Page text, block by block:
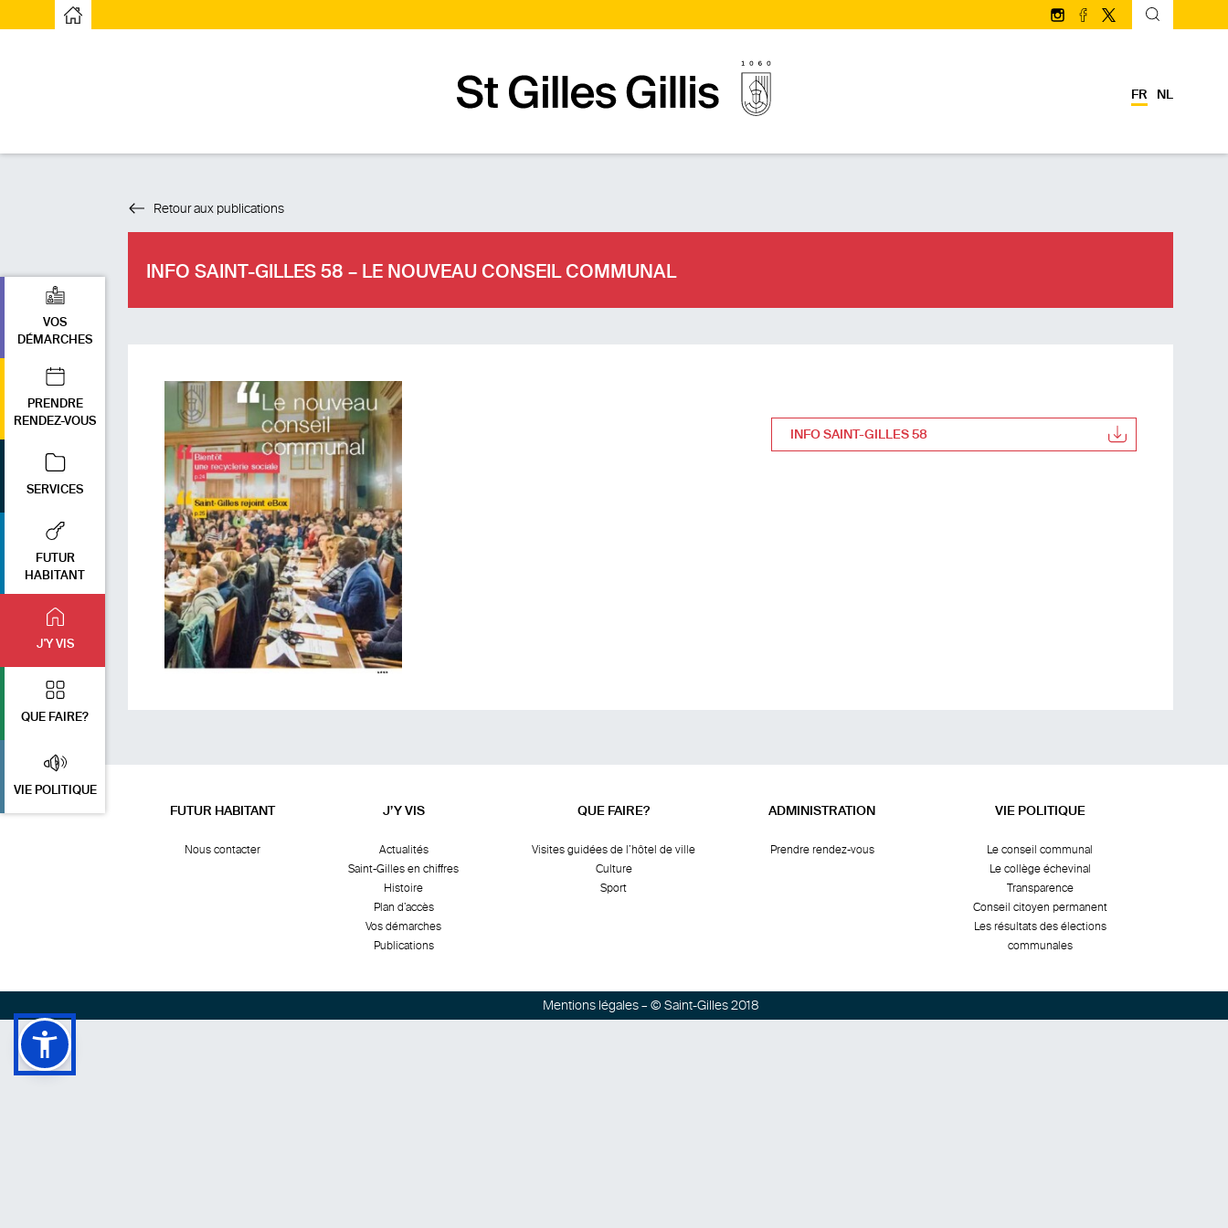
Page d’accueilPage d'accueil Suivez-nous sur Instagram
Suivez-nous sur
Suivez-nous sur
FR NL
VOS
DÉMARCHES
PRENDRE
RENDEZ-VOUS
SERVICES
FUTUR
HABITANT
J'Y VIS
QUE FAIRE?
VIE POLITIQUE
Retour aux publications
INFO SAINT-GILLES 58 – LE NOUVEAU CONSEIL COMMUNAL
INFO SAINT-GILLES 58
FUTUR HABITANT
Nous contacter
J’Y VIS
Actualités
Saint-Gilles en chiffres
Histoire
Plan d’accès
Vos démarches
Publications
QUE FAIRE?
Visites guidées de l’hôtel de ville
Culture
Sport
ADMINISTRATION
Prendre rendez-vous
VIE POLITIQUE
Le conseil communal
Le collège échevinal
Transparence
Conseil citoyen permanent
Les résultats des élections
communales
Mentions légales– © Saint-Gilles 2018